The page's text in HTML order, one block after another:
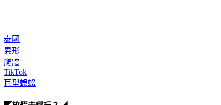
泰國
異形
爬牆
TikTok